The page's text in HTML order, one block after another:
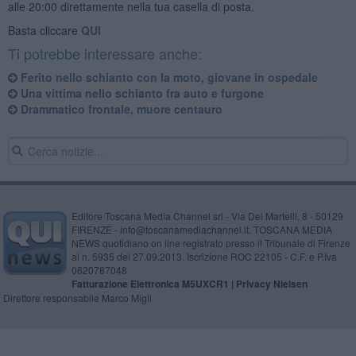
alle 20:00 direttamente nella tua casella di posta.
Basta cliccare QUI
Ti potrebbe interessare anche:
Ferito nello schianto con la moto, giovane in ospedale
Una vittima nello schianto fra auto e furgone
Drammatico frontale, muore centauro
Editore Toscana Media Channel srl - Via Dei Martelli, 8 - 50129
FIRENZE - info@toscanamediachannel.it. TOSCANA MEDIA
NEWS quotidiano on line registrato presso il Tribunale di Firenze
al n. 5935 del 27.09.2013. Iscrizione ROC 22105 - C.F. e P.Iva
0620787048
Fatturazione Elettronica M5UXCR1 | Privacy Nielsen
Direttore responsabile Marco Migli